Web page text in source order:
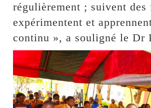
régulièrement ; suivent des
expérimentent et
continu », a souligné le Dr